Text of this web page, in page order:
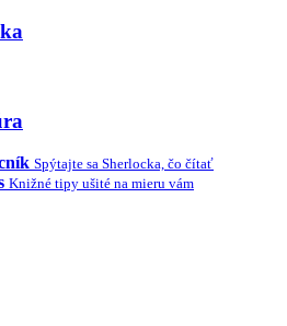
Spýtajte sa Sherlocka, čo čítať
Knižné tipy ušité na mieru vám